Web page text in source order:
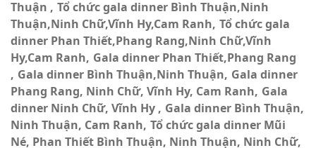
Thuận
Tổ chức gala dinner Bình Thuận,Ninh
Thuận,Ninh Chữ,Vĩnh Hy,Cam Ranh Tổ chức gala
dinner Phan Thiết,Phang Rang,Ninh Chữ,Vĩnh
Hy,Cam Ranh Gala dinner Phan Thiết,Phang Rang
Gala dinner Bình Thuận,Ninh Thuận Gala dinner
Phang Rang, Ninh Chữ, Vĩnh Hy, Cam Ranh Gala
dinner Ninh Chữ, Vĩnh Hy
Gala dinner Bình Thuận,
Ninh Thuận, Cam Ranh Tổ chức gala dinner Mũi
Né, Phan Thiết Bình Thuận, Ninh Thuận, Ninh Chữ,